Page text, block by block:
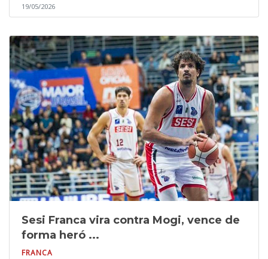
19/05/2026
Sesi Franca vira contra Mogi, vence de
forma heró ...
FRANCA